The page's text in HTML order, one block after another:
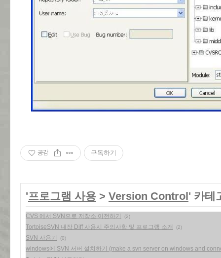
공감 구독하기
'프로그램 사용 > Version Control' 카테
CVS 에서 SVN으로 저장소 이전하기 (2)
TortoiseSVN 내장 Diff 사용시 주의사항 및 프로그램 소개 (2)
SVN 사용기 (0)
windows에 SVN 서버 설치하기 (make a svn server on windows and